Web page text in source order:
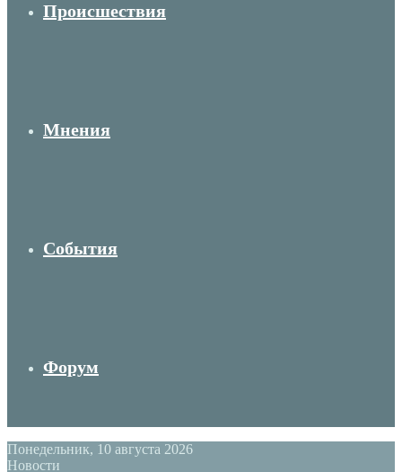
Происшествия
Мнения
События
Форум
Понедельник, 10 августа 2026
Новости